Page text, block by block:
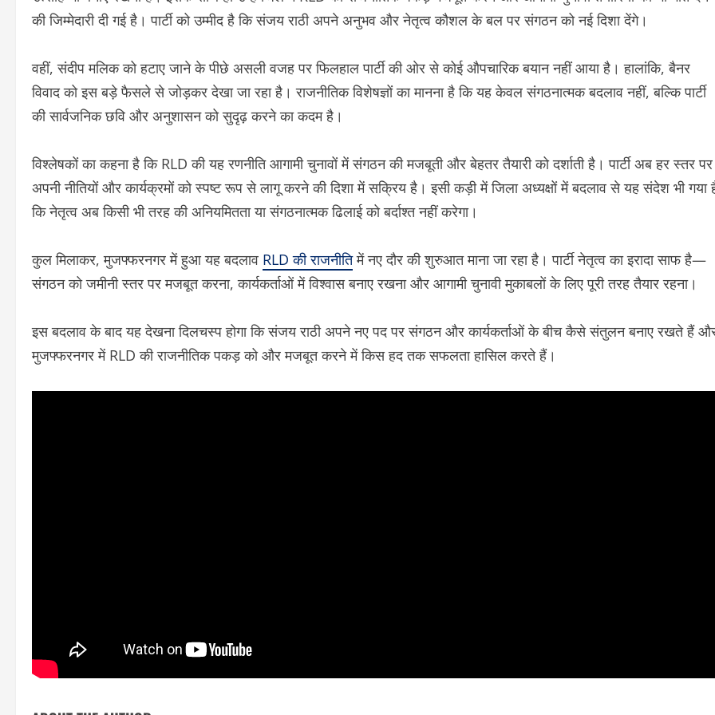
की जिम्मेदारी दी गई है। पार्टी को उम्मीद है कि संजय राठी अपने अनुभव और नेतृत्व कौशल के बल पर संगठन को नई दिशा देंगे।
वहीं, संदीप मलिक को हटाए जाने के पीछे असली वजह पर फिलहाल पार्टी की ओर से कोई औपचारिक बयान नहीं आया है। हालांकि, बैनर
विवाद को इस बड़े फैसले से जोड़कर देखा जा रहा है। राजनीतिक विशेषज्ञों का मानना है कि यह केवल संगठनात्मक बदलाव नहीं, बल्कि पार्टी
की सार्वजनिक छवि और अनुशासन को सुदृढ़ करने का कदम है।
विश्लेषकों का कहना है कि RLD की यह रणनीति आगामी चुनावों में संगठन की मजबूती और बेहतर तैयारी को दर्शाती है। पार्टी अब हर स्तर पर
अपनी नीतियों और कार्यक्रमों को स्पष्ट रूप से लागू करने की दिशा में सक्रिय है। इसी कड़ी में जिला अध्यक्षों में बदलाव से यह संदेश भी गया
कि नेतृत्व अब किसी भी तरह की अनियमितता या संगठनात्मक ढिलाई को बर्दाश्त नहीं करेगा।
कुल मिलाकर, मुजफ्फरनगर में हुआ यह बदलाव RLD की राजनीतिमें नए दौर की शुरुआत माना जा रहा है। पार्टी नेतृत्व का इरादा साफ है—
संगठन को जमीनी स्तर पर मजबूत करना, कार्यकर्ताओं में विश्वास बनाए रखना और आगामी चुनावी मुकाबलों के लिए पूरी तरह तैयार रहना।
इस बदलाव के बाद यह देखना दिलचस्प होगा कि संजय राठी अपने नए पद पर संगठन और कार्यकर्ताओं के बीच कैसे संतुलन बनाए रखते हैं
मुजफ्फरनगर में RLD की राजनीतिक पकड़ को और मजबूत करने में किस हद तक सफलता हासिल करते हैं।